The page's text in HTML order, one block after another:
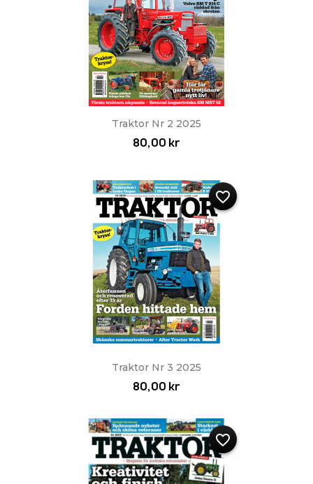
Traktor Nr 2 2025
80,00 kr
Traktor Nr 3 2025
80,00 kr
favorite_border
favorite_border